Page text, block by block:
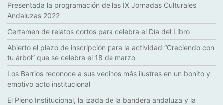
Presentada la programación de las IX Jornadas Culturales
Andaluzas 2022
Certamen de relatos cortos para celebra el Día del Libro
Abierto el plazo de inscripción para la actividad “Creciendo con
tu árbol” que se celebra el 18 de marzo
Los Barrios reconoce a sus vecinos más ilustres en un bonito y
emotivo acto institucional
El Pleno Institucional, la izada de la bandera andaluza y la